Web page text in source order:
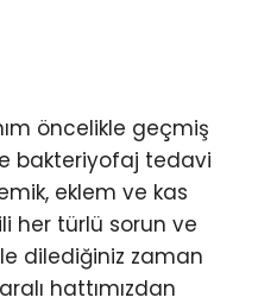
öncelikle geçmiş
bakteriyofaj tedavi
eklem ve kas
her türlü sorun ve
dilediğiniz zaman
hattımızdan